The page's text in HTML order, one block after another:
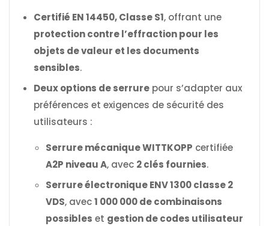
Certifié EN 14450, Classe S1, offrant une
protection contre l’effraction pour les
objets de valeur et les documents
sensibles.
Deux options de serrure pour s’adapter aux
préférences et exigences de sécurité des
utilisateurs :
Serrure mécanique WITTKOPP certifiée
A2P niveau A, avec 2 clés fournies.
Serrure électronique ENV 1300 classe 2
VDS, avec1 000 000 de combinaisons
possibles et gestion de codes utilisateur